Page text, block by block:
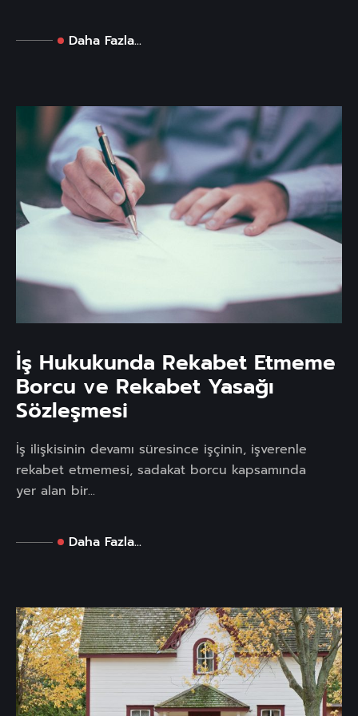
Daha Fazla...
İş Hukukunda Rekabet Etmeme
Borcu ve Rekabet Yasağı
Sözleşmesi
İş ilişkisinin devamı süresince işçinin, işverenle
rekabet etmemesi, sadakat borcu kapsamında
yer alan bir...
Daha Fazla...